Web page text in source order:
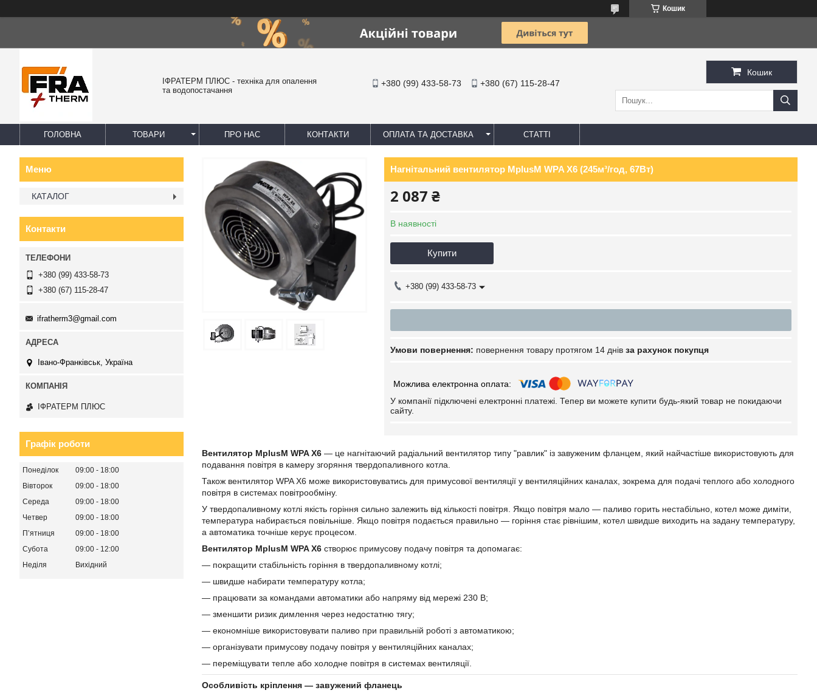
Кошик
ІФРАТЕРМ ПЛЮС - техніка для опалення
та водопостачання
+380 (99) 433-58-73 +380 (67) 115-28-47
Кошик
ГОЛОВНА ТОВАРИ ПРО НАС КОНТАКТИ ОПЛАТА ТА ДОСТАВКА СТАТТІ
Нагнітальний вентилятор MplusM WPA X6 (245м³/год, 67Вт)
2 087 ₴
В наявності
Купити
+380 (99) 433-58-73
повернення товару протягом 14 днів за рахунок покупця
У компанії підключені електронні платежі. Тепер ви можете купити будь-який товар не покидаючи
сайту.
Вентилятор MplusM WPA X6 — це нагнітаючий радіальний вентилятор типу "равлик" із завуженим фланцем, який найчастіше використовують для
подавання повітря в камеру згоряння твердопаливного котла.
Також вентилятор WPA X6 може використовуватись для примусової вентиляції у вентиляційних каналах, зокрема для подачі теплого або холодного
повітря в системах повітрообміну.
У твердопаливному котлі якість горіння сильно залежить від кількості повітря. Якщо повітря мало — паливо горить нестабільно, котел може диміти,
температура набирається повільніше. Якщо повітря подається правильно — горіння стає рівнішим, котел швидше виходить на задану температуру,
а автоматика точніше керує процесом.
Вентилятор MplusM WPA X6 створює примусову подачу повітря та допомагає:
— покращити стабільність горіння в твердопаливному котлі;
— швидше набирати температуру котла;
— працювати за командами автоматики або напряму від мережі 230 В;
— зменшити ризик димлення через недостатню тягу;
— економніше використовувати паливо при правильній роботі з автоматикою;
— організувати примусову подачу повітря у вентиляційних каналах;
— переміщувати тепле або холодне повітря в системах вентиляції.
Особливість кріплення — завужений фланець
КАТАЛОГ
Контакти
+380 (99) 433-58-73
+380 (67) 115-28-47
ifratherm3@gmail.com
Івано-Франківськ, Україна
ІФРАТЕРМ ПЛЮС
Графік роботи
Понеділок 09:00
18:00
Вівторок
09:00
18:00
Середа
09:00
18:00
Четвер
09:00
18:00
Пʼятниця
09:00
18:00
Субота
09:00
12:00
Неділя
Вихідний